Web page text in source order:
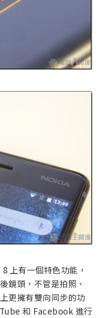
上有一個特色功能，
鏡頭，不管是拍照、
更擁有雙向同步的功
和 Facebook 進行